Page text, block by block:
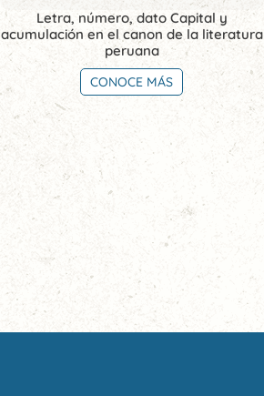
Letra, número, dato Capital y
acumulación en el canon de la literatura
peruana
CONOCE MÁS